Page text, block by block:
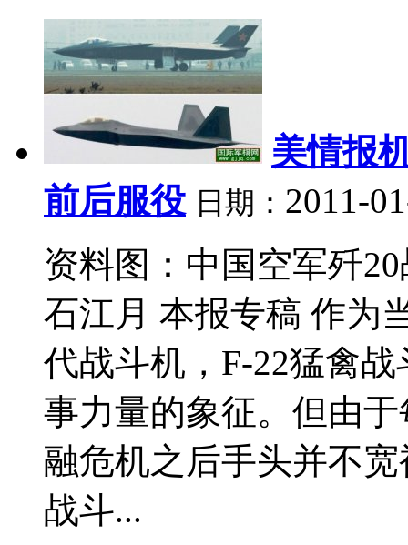
美情报
前后服役 日期： 2011-
资料图：中国空军歼
石江月 本报专稿 作为
代战斗机，F-22猛禽
事力量的象征。但由
融危机之后手头并不
战斗...